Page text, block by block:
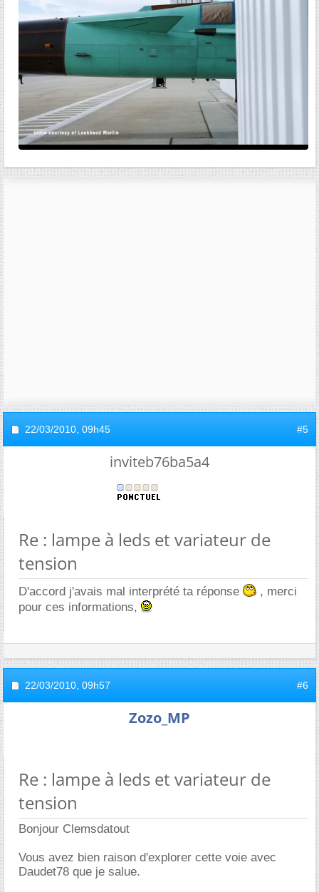
22/03/2010, 09h45 #5
inviteb76ba5a4
Re : lampe à leds et variateur de
tension
D'accord j'avais mal interprété ta réponse
, merci
pour ces informations,
22/03/2010, 09h57 #6
Zozo_MP
Re : lampe à leds et variateur de
tension
Bonjour Clemsdatout
Vous avez bien raison d'explorer cette voie avec
Daudet78 que je salue.